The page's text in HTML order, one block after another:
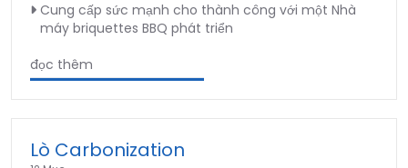
Cung cấp sức mạnh cho thành công với một Nhà
máy briquettes BBQ phát triển
đọc thêm
Lò Carbonization